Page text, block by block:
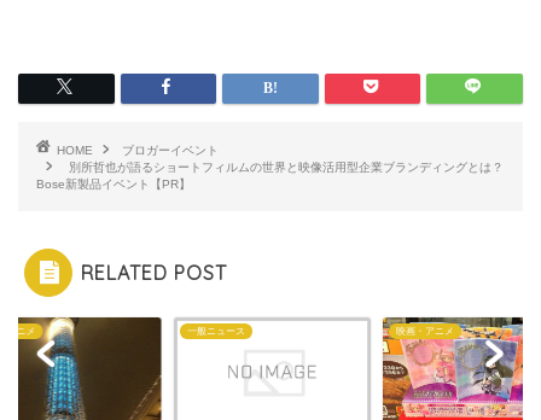
HOME
ブロガーイベント
別所哲也が語るショートフィルムの世界と映像活用型企業ブランディングとは？
Bose新製品イベント【PR】
RELATED POST
アニメ 一般ニュース 映画・アニメ